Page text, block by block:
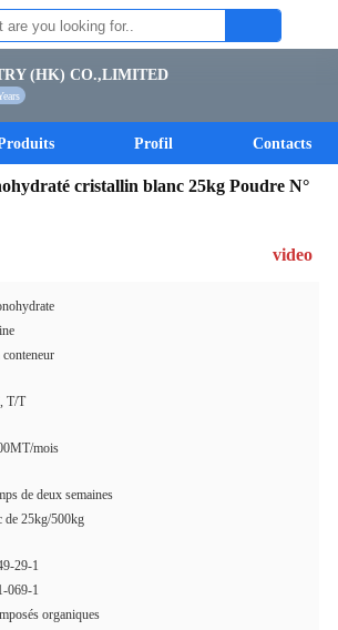
(HK) CO.,LIMITED
Profil Contacts
cristallin blanc 25kg Poudre N°
video
T/T
mois
de deux semaines
de 25kg/500kg
29-1
069-1
organiques